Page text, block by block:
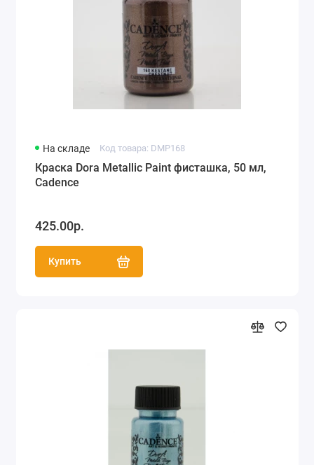
На складе Код товара: DMP168
Краска Dora Metallic Paint фисташка, 50 мл,
Cadence
425.00р.
Купить